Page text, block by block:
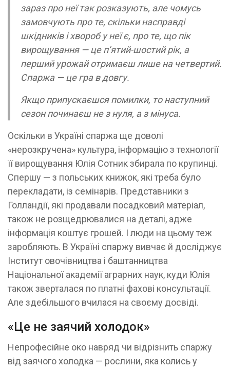
зараз про неї так розказують, але чомусь
замовчують про те, скільки насправді
шкідників і хвороб у неї є, про те, що пік
вирощування — це п’ятий-шостий рік, а
перший урожай отримаєш лише на четвертий.
Спаржа — це гра в довгу.
Якщо припускаєшся помилки, то наступний
сезон починаєш не з нуля, а з мінуса.
Оскільки в Україні спаржа ще доволі
«нерозкручена» культура, інформацію з технології
її вирощування Юлія Сотник збирала по крупинці.
Спершу — з польських книжок, які треба було
перекладати, із семінарів. Представники з
Голландії, які продавали посадковий матеріал,
також не розщедрювалися на деталі, адже
інформація коштує грошей. І люди на цьому теж
заробляють. В Україні спаржу вивчає й досліджує
Інститут овочівництва і баштанництва
Національної академії аграрних наук, куди Юлія
також зверталася по платні фахові консультації.
Але здебільшого вчилася на своєму досвіді.
«Це не заячий холодок»
Непрофесійне око навряд чи відрізнить спаржу
від заячого холодка — рослини, яка колись у